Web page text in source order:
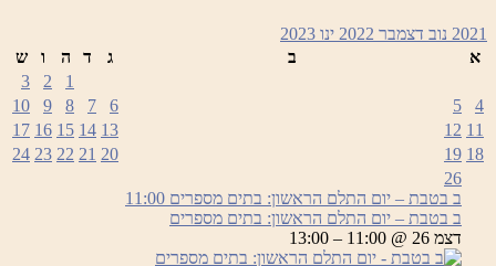
2021 נוב דצמבר 2022 ינו 2023
א
ב ג ד ה ו
ש
1
2
3
4
5
6
7
8
9
10
11
12
13
14
15
16
17
18
19
20
21
22
23
24
26
ב בטבת – יום התלם הראשון: בתים מספרים 11:00
ב בטבת – יום התלם הראשון: בתים מספרים
דצמ 26 @ 11:00 – 13:00